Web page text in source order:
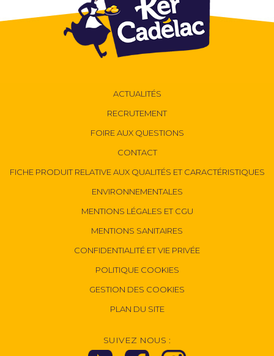
ACTUALITÉS
RECRUTEMENT
FOIRE AUX QUESTIONS
CONTACT
FICHE PRODUIT RELATIVE AUX QUALITÉS ET CARACTÉRISTIQUES
ENVIRONNEMENTALES
MENTIONS LÉGALES ET CGU
MENTIONS SANITAIRES
CONFIDENTIALITÉ ET VIE PRIVÉE
POLITIQUE COOKIES
GESTION DES COOKIES
PLAN DU SITE
SUIVEZ NOUS :